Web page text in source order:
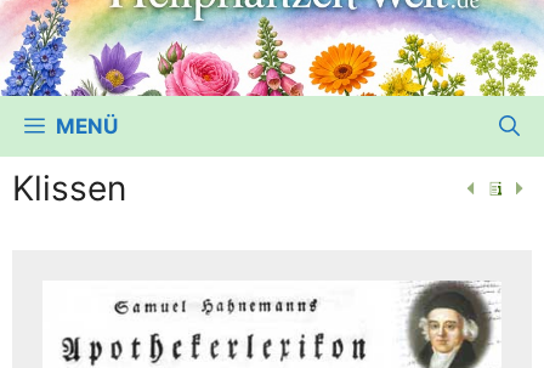
MENÜ
Klissen